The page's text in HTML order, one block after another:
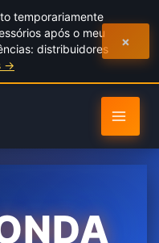
temporariamente
após o meu
distribuidores
→
×